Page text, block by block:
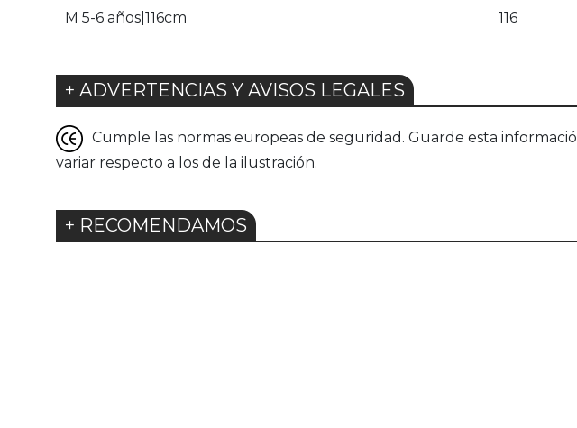
M 5-6 años|116cm 116
+ ADVERTENCIAS Y AVISOS LEGALES
Cumple las normas europeas de seguridad. Guarde esta
variar respecto a los de la ilustración.
+ RECOMENDAMOS